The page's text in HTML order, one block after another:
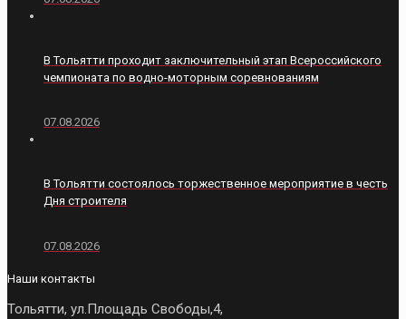
В Тольятти проходит заключительный этап Всероссийского
чемпионата по водно-моторным соревнованиям
07.08.2026
В Тольятти состоялось торжественное мероприятие в честь
Дня строителя
07.08.2026
Наши контакты
Тольятти, ул.Площадь Свободы,4,